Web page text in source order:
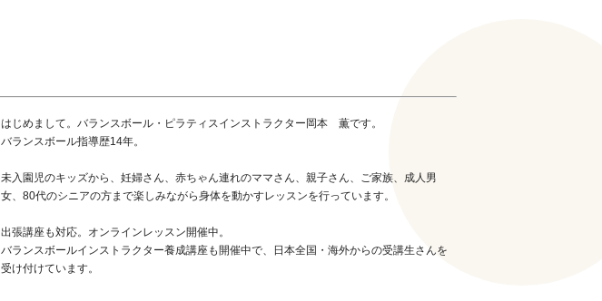
はじめまして。バランスボール・ピラティスインストラクター岡本 薫です。
バランスボール指導歴14年。
未入園児のキッズから、妊婦さん、赤ちゃん連れのママさん、親子さん、ご家族、成人男
女、80代のシニアの方まで楽しみながら身体を動かすレッスンを行っています。
出張講座も対応。オンラインレッスン開催中。
バランスボールインストラクター養成講座も開催中で、日本全国・海外からの受講生さんを
受け付けています。